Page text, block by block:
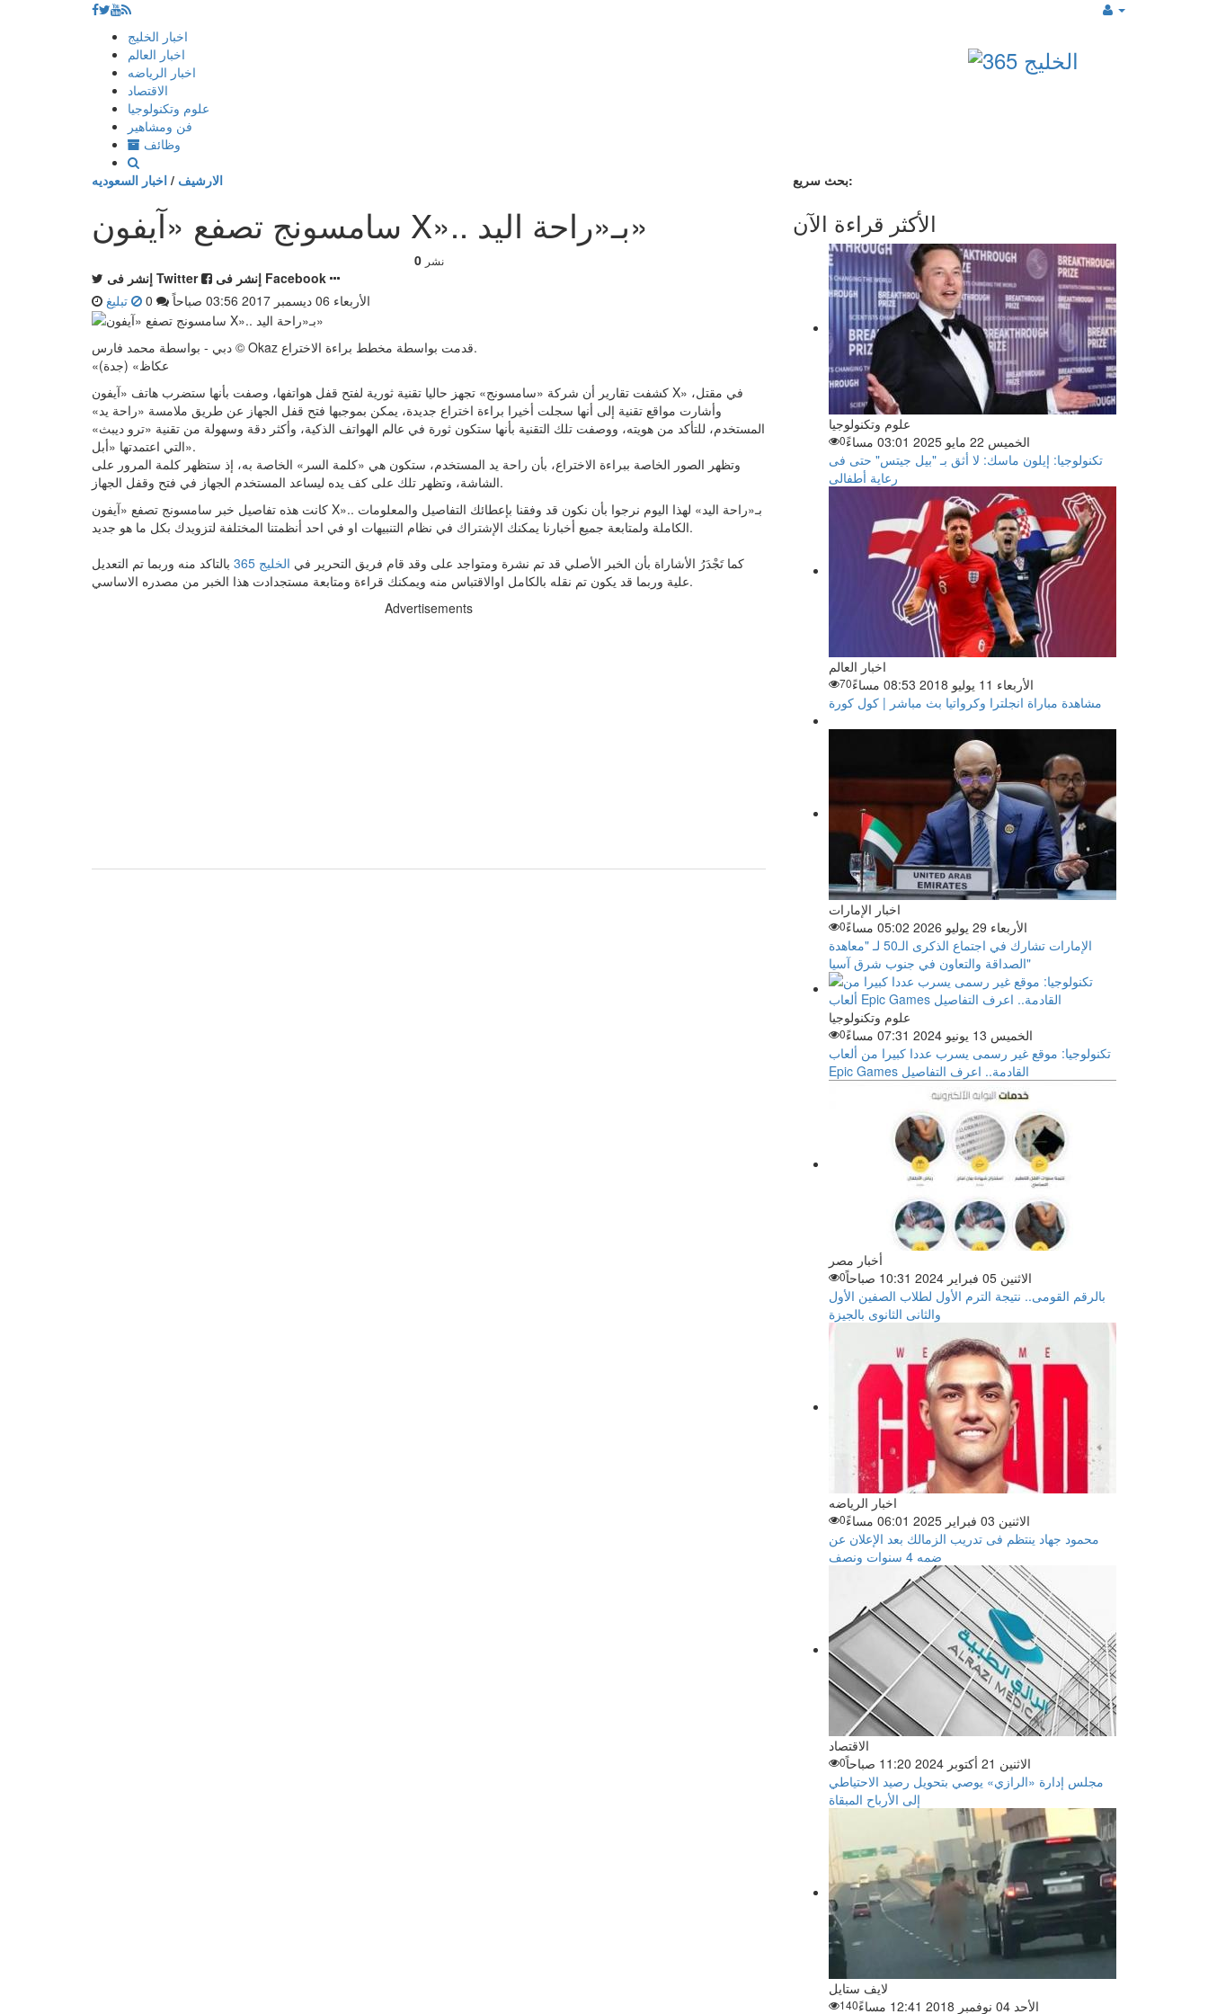
إذهب
المحتوى
اخبار الخليج
اخبار العالم
اخبار الرياضه
الاقتصاد
علوم وتكنولوجيا
فن ومشاهير
وظائف
الارشيف / اخبار السعوديه
سامسونج تصفع «آيفون X».. بـ«راحة اليد»
0 نشر
إنشر فى Twitter
إنشر فى Facebook
الأربعاء 06 ديسمبر 2017 03:56 صباحاً
تبليغ
دبي - بواسطة محمد فارس © Okaz قدمت بواسطةمخطط براءة الاختراع.
«عكاظ» (جدة)
كشفت تقارير أن شركة «سامسونج» تجهز حاليا تقنية ثورية لفتح قفل هواتفها، وصفت بأنها ستضرب هاتف «آيفون X» في مقتل،
وأشارت مواقع تقنية إلى أنها سجلت أخيرا براءة اختراع جديدة، يمكن بموجبها فتح قفل الجهاز عن طريق ملامسة «راحة يد»
المستخدم، للتأكد من هويته، ووصفت تلك التقنية بأنها ستكون ثورة في عالم الهواتف الذكية، وأكثر دقة وسهولة من تقنية «ترو ديبث»
التي اعتمدتها «أبل».
وتظهر الصور الخاصة ببراءة الاختراع، بأن راحة يد المستخدم، ستكون هي «كلمة السر» الخاصة به، إذ ستظهر كلمة المرور على
الشاشة، وتظهر تلك على كف يده ليساعد المستخدم الجهاز في فتح وقفل الجهاز.
كانت هذه تفاصيل خبر سامسونج تصفع «آيفون X».. بـ«راحة اليد» لهذا اليوم نرجوا بأن نكون قد وفقنا بإعطائك التفاصيل والمعلومات
الكاملة ولمتابعة جميع أخبارنا يمكنك الإشتراك في نظام التنبيهات او في احد أنظمتنا المختلفة لتزويدك بكل ما هو جديد.
كما تَجْدَرُ الأشاراة بأن الخبر الأصلي قد تم نشرة ومتواجد على وقد قام فريق التحرير في الخليج 365
بالتاكد منه وربما تم التعديل
علية وربما قد يكون تم نقله بالكامل اوالاقتباس منه ويمكنك قراءة ومتابعة مستجدادت هذا الخبر من مصدره الاساسي.
Advertisements
بحث سريع:
الأكثر قراءة الآن
علوم وتكنولوجيا
الخميس 22 مايو 2025 03:01 مساءً
0
تكنولوجيا: إيلون ماسك: لا أثق بـ "بيل جيتس" حتى فى
رعاية أطفالى
اخبار العالم
الأربعاء 11 يوليو 2018 08:53 مساءً
70
مشاهدة مباراة انجلترا وكرواتيا بث مباشر | كول كورة
اخبار الإمارات
الأربعاء 29 يوليو 2026 05:02 مساءً
0
الإمارات تشارك في اجتماع الذكرى الـ50 لـ "معاهدة
الصداقة والتعاون في جنوب شرق آسيا"
علوم وتكنولوجيا
الخميس 13 يونيو 2024 07:31 مساءً
0
تكنولوجيا: موقع غير رسمى يسرب عددا كبيرا من ألعاب
Epic Games القادمة.. اعرف التفاصيل
أخبار مصر
الاثنين 05 فبراير 2024 10:31 صباحاً
0
بالرقم القومى.. نتيجة الترم الأول لطلاب الصفين الأول
والثانى الثانوى بالجيزة
اخبار الرياضه
الاثنين 03 فبراير 2025 06:01 مساءً
0
محمود جهاد ينتظم فى تدريب الزمالك بعد الإعلان عن
ضمه 4 سنوات ونصف
الاقتصاد
الاثنين 21 أكتوبر 2024 11:20 صباحاً
0
مجلس إدارة «الرازي» يوصي بتحويل رصيد الاحتياطي
إلى الأرباح المبقاة
لايف ستايل
الأحد 04 نوفمبر 2018 12:41 مساءً
140